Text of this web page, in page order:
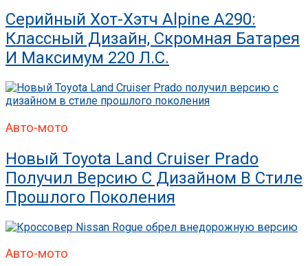
Серийный Хот-Хэтч Alpine A290:
Классный Дизайн, Скромная Батарея
И Максимум 220 Л.с.
Авто-мото
Новый Toyota Land Cruiser Prado
Получил Версию С Дизайном В Стиле
Прошлого Поколения
Авто-мото